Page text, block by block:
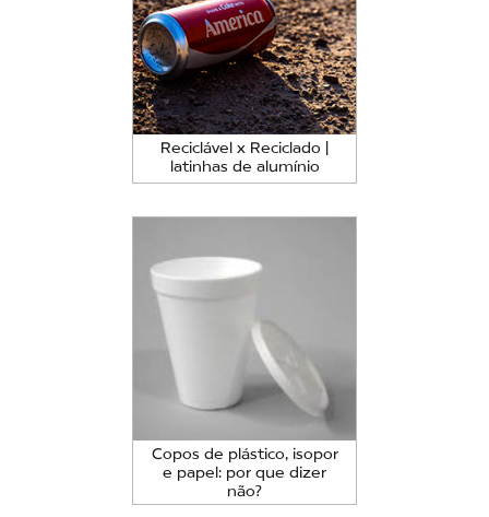
Reciclável x Reciclado |
latinhas de alumínio
Copos de plástico, isopor
e papel: por que dizer
não?